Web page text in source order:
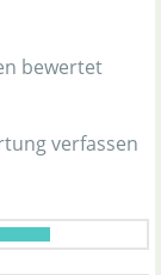
bewertet
verfassen